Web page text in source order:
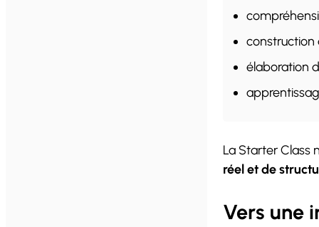
construction
élaboration
La Starter Class
réel et de
Vers une